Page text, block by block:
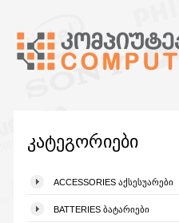
კატეგორიები
ACCESSORIES ᲐᲥᲡᲔᲡᲣᲐᲠᲔᲑᲘ
BATTERIES ᲑᲐᲢᲐᲠᲘᲔᲑᲘ